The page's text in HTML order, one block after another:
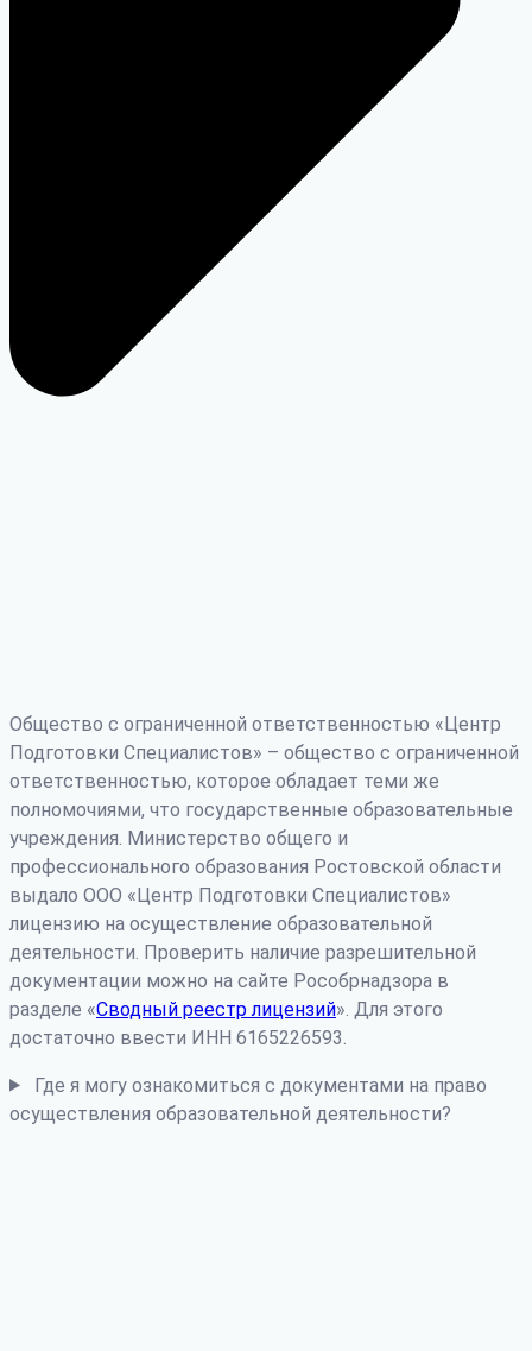
Общество с ограниченной ответственностью «Центр
Подготовки Специалистов» – общество с ограниченной
ответственностью, которое обладает теми же
полномочиями, что государственные образовательные
учреждения. Министерство общего и
профессионального образования Ростовской области
выдало ООО «Центр Подготовки Специалистов»
лицензию на осуществление образовательной
деятельности. Проверить наличие разрешительной
документации можно на сайте Рособрнадзора в
разделе «Сводный реестр лицензий». Для этого
достаточно ввести ИНН 6165226593.
Где я могу ознакомиться с документами на право
осуществления образовательной деятельности?